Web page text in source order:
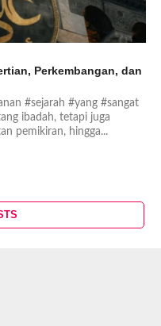
Perkembangan, dan
#sejarah #yang #sangat
ibadah, tetapi juga
pemikiran, hingga...